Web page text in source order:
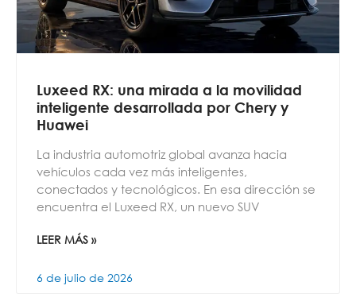
Luxeed RX: una mirada a la movilidad
inteligente desarrollada por Chery y
Huawei
La industria automotriz global avanza hacia
vehículos cada vez más inteligentes,
conectados y tecnológicos. En esa dirección se
encuentra el Luxeed RX, un nuevo SUV
LEER MÁS »
6 de julio de 2026